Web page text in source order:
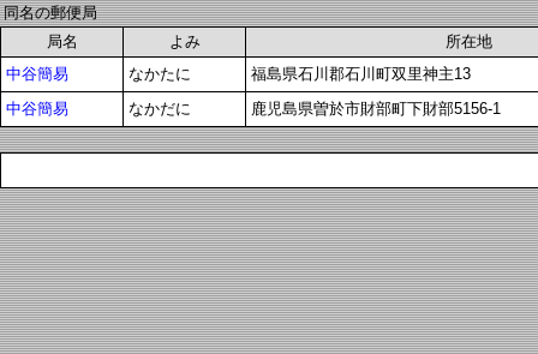
同名の郵便局
局名
よみ
所在地
中谷簡易
なかたに
福島県石川郡石川町双里神主13
中谷簡易
なかだに 鹿児島県曽於市財部町下財部5156-1